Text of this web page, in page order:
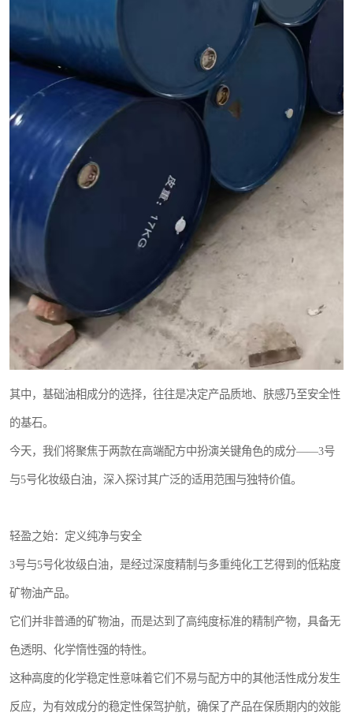
其中，基础油相成分的选择，往往是决定产品质地、肤感乃至安全性
的基石。
今天，我们将聚焦于两款在高端配方中扮演关键角色的成分——3号
与5号化妆级白油，深入探讨其广泛的适用范围与独特价值。
轻盈之始：定义纯净与安全
3号与5号化妆级白油，是经过深度精制与多重纯化工艺得到的低粘度
矿物油产品。
它们并非普通的矿物油，而是达到了高纯度标准的精制产物，具备无
色透明、化学惰性强的特性。
这种高度的化学稳定性意味着它们不易与配方中的其他活性成分发生
反应，为有效成分的稳定性保驾护航，确保了产品在保质期内的效能